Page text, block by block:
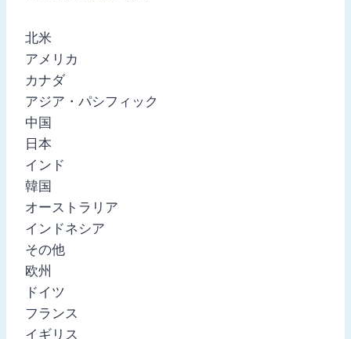
北米
アメリカ
カナダ
アジア・パシフィック
中国
日本
インド
韓国
オーストラリア
インドネシア
その他
欧州
ドイツ
フランス
イギリス